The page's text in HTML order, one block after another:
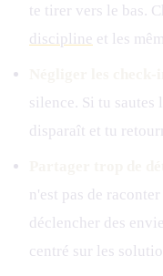
te tirer vers le bas.
discipline et les
silence. Si tu
disparaît et tu
n'est pas de
déclencher des
centré sur les